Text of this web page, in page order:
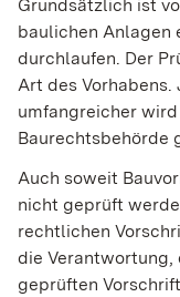
Grundsätzlich ist
baulichen Anlagen
durchlaufen. Der
Art des
umfangreicher
Baurechtsbehörde
Auch soweit
nicht geprüft
rechtlichen
die Verantwortung,
geprüften